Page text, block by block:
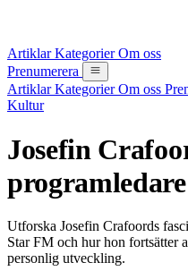
ArtiklarKategorierOm oss
Prenumerera
ArtiklarKategorierOm oss
Kultur
Josefin
Utforska Josefin Crafoords
Star FM och hur hon fortsätter
personlig utveckling.